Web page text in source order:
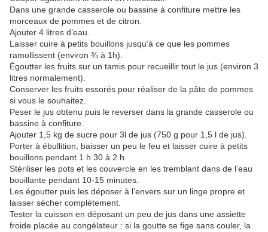
Dans une grande casserole ou bassine à confiture mettre les
morceaux de pommes et de citron.
Ajouter 4 litres d’eau.
Laisser cuire à petits bouillons jusqu’à ce que les pommes
ramollissent (environ ¾ à 1h).
Égoutter les fruits sur un tamis pour recueillir tout le jus (environ 3
litres normalement).
Conserver les fruits essorés pour réaliser de la pâte de pommes
si vous le souhaitez.
Peser le jus obtenu puis le reverser dans la grande casserole ou
bassine à confiture.
Ajouter 1,5 kg de sucre pour 3l de jus (750 g pour 1,5 l de jus).
Porter à ébullition, baisser un peu le feu et laisser cuire à petits
bouillons pendant 1 h 30 à 2 h.
Stériliser les pots et les couvercle en les tremblant dans de l’eau
bouillante pendant 10-15 minutes.
Les égoutter puis les déposer à l’envers sur un linge propre et
laisser sécher complètement.
Tester la cuisson en déposant un peu de jus dans une assiette
froide placée au congélateur : si la goutte se fige sans couler, la